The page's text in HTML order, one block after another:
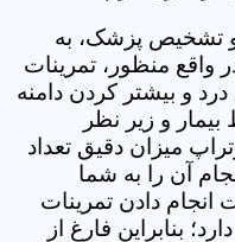
و تشخیص پزشک، به
واقع منظور، تمرینات
و بیشتر کردن دامنه
و زیر نظر
میزان دقیق تعداد
آن را به شما
دادن تمرینات
بنابراین فارغ از